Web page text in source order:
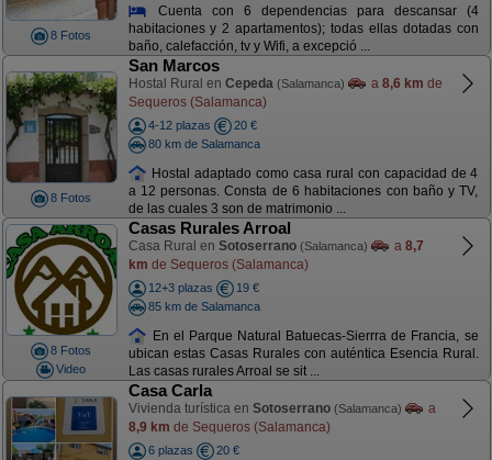
8 Fotos
Cuenta con 6 dependencias para descansar (4
habitaciones y 2 apartamentos); todas ellas dotadas con
baño, calefacción, tv y Wifi, a excepció ...
8 Fotos
San Marcos
Hostal Rural en Cepeda (Salamanca) a 8,6 km de
Sequeros (Salamanca)
4-12 plazas
20 €
80 km de Salamanca
Hostal adaptado como casa rural con capacidad de 4
a 12 personas. Consta de 6 habitaciones con baño y TV,
de las cuales 3 son de matrimonio ...
8 Fotos
Video
Casas Rurales Arroal
Casa Rural en Sotoserrano (Salamanca) a 8,7
km de Sequeros (Salamanca)
12+3 plazas
19 €
85 km de Salamanca
En el Parque Natural Batuecas-Sierrra de Francia, se
ubican estas Casas Rurales con auténtica Esencia Rural.
Las casas rurales Arroal se sit ...
Casa Carla
Vivienda turística en Sotoserrano (Salamanca)
a
8,9 km de Sequeros (Salamanca)
6 plazas
20 €